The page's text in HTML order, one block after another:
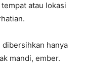
atau lokasi
dibersihkan hanya
mandi, ember.